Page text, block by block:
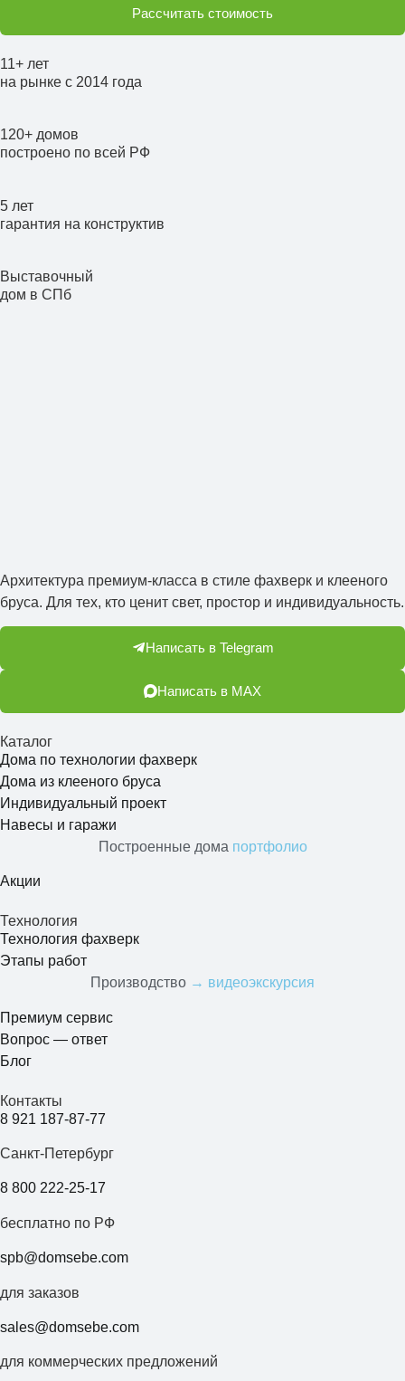
Рассчитать стоимость
11+ лет
на рынке с 2014 года
120+ домов
построено по всей РФ
5 лет
гарантия на конструктив
Выставочный
дом в СПб
Архитектура премиум-класса в стиле фахверк и клееного
бруса. Для тех, кто ценит свет, простор и индивидуальность.
Написать в Telegram
Написать в МАХ
Каталог
Дома по технологии фахверк
Дома из клееного бруса
Индивидуальный проект
Навесы и гаражи
Построенные дома портфолио
Акции
Технология
Технология фахверк
Этапы работ
Производство → видеоэкскурсия
Премиум сервис
Вопрос — ответ
Блог
Контакты
8 921 187-87-77
Санкт-Петербург
8 800 222-25-17
бесплатно по РФ
spb@domsebe.com
для заказов
sales@domsebe.com
для коммерческих предложений